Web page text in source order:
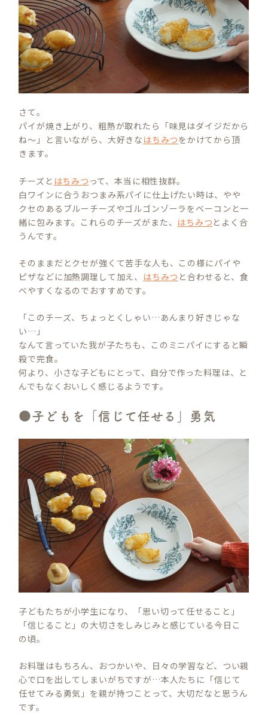
さて。
パイが焼き上がり、粗熱が取れたら「味見はダイジだから
ね～」と言いながら、大好きな はちみつをかけてから頂
きます。
チーズと はちみつ って、本当に相性抜群。
白ワインに合うおつまみ系パイに仕上げたい時は、やや
クセのあるブルーチーズやゴルゴンゾーラをベーコンと一
緒に包みます。これらのチーズがまた、 はちみつ とよく合
うんです。
そのままだとクセが強くて苦手な人も、この様にパイや
ピザなどに加熱調理して加え、 はちみつ と合わせると、食
べやすくなるのでおすすめです。
「このチーズ、ちょっとくしゃい…あんまり好きじゃな
い…」
なんて言っていた我が子たちも、このミニパイにすると瞬
殺で完食。
何より、小さな子どもにとって、自分で作った料理は、と
んでもなくおいしく感じるようです。
●子どもを「信じて任せる」勇気
子どもたちが小学生になり、「思い切って任せること」
「信じること」の大切さをしみじみと感じている今日こ
の頃。
お料理はもちろん、おつかいや、日々の学習など、つい親
心で口を出してしまいがちですが…本人たちに「信じて
任せてみる勇気」を親が持つことって、大切だなと思うん
です。